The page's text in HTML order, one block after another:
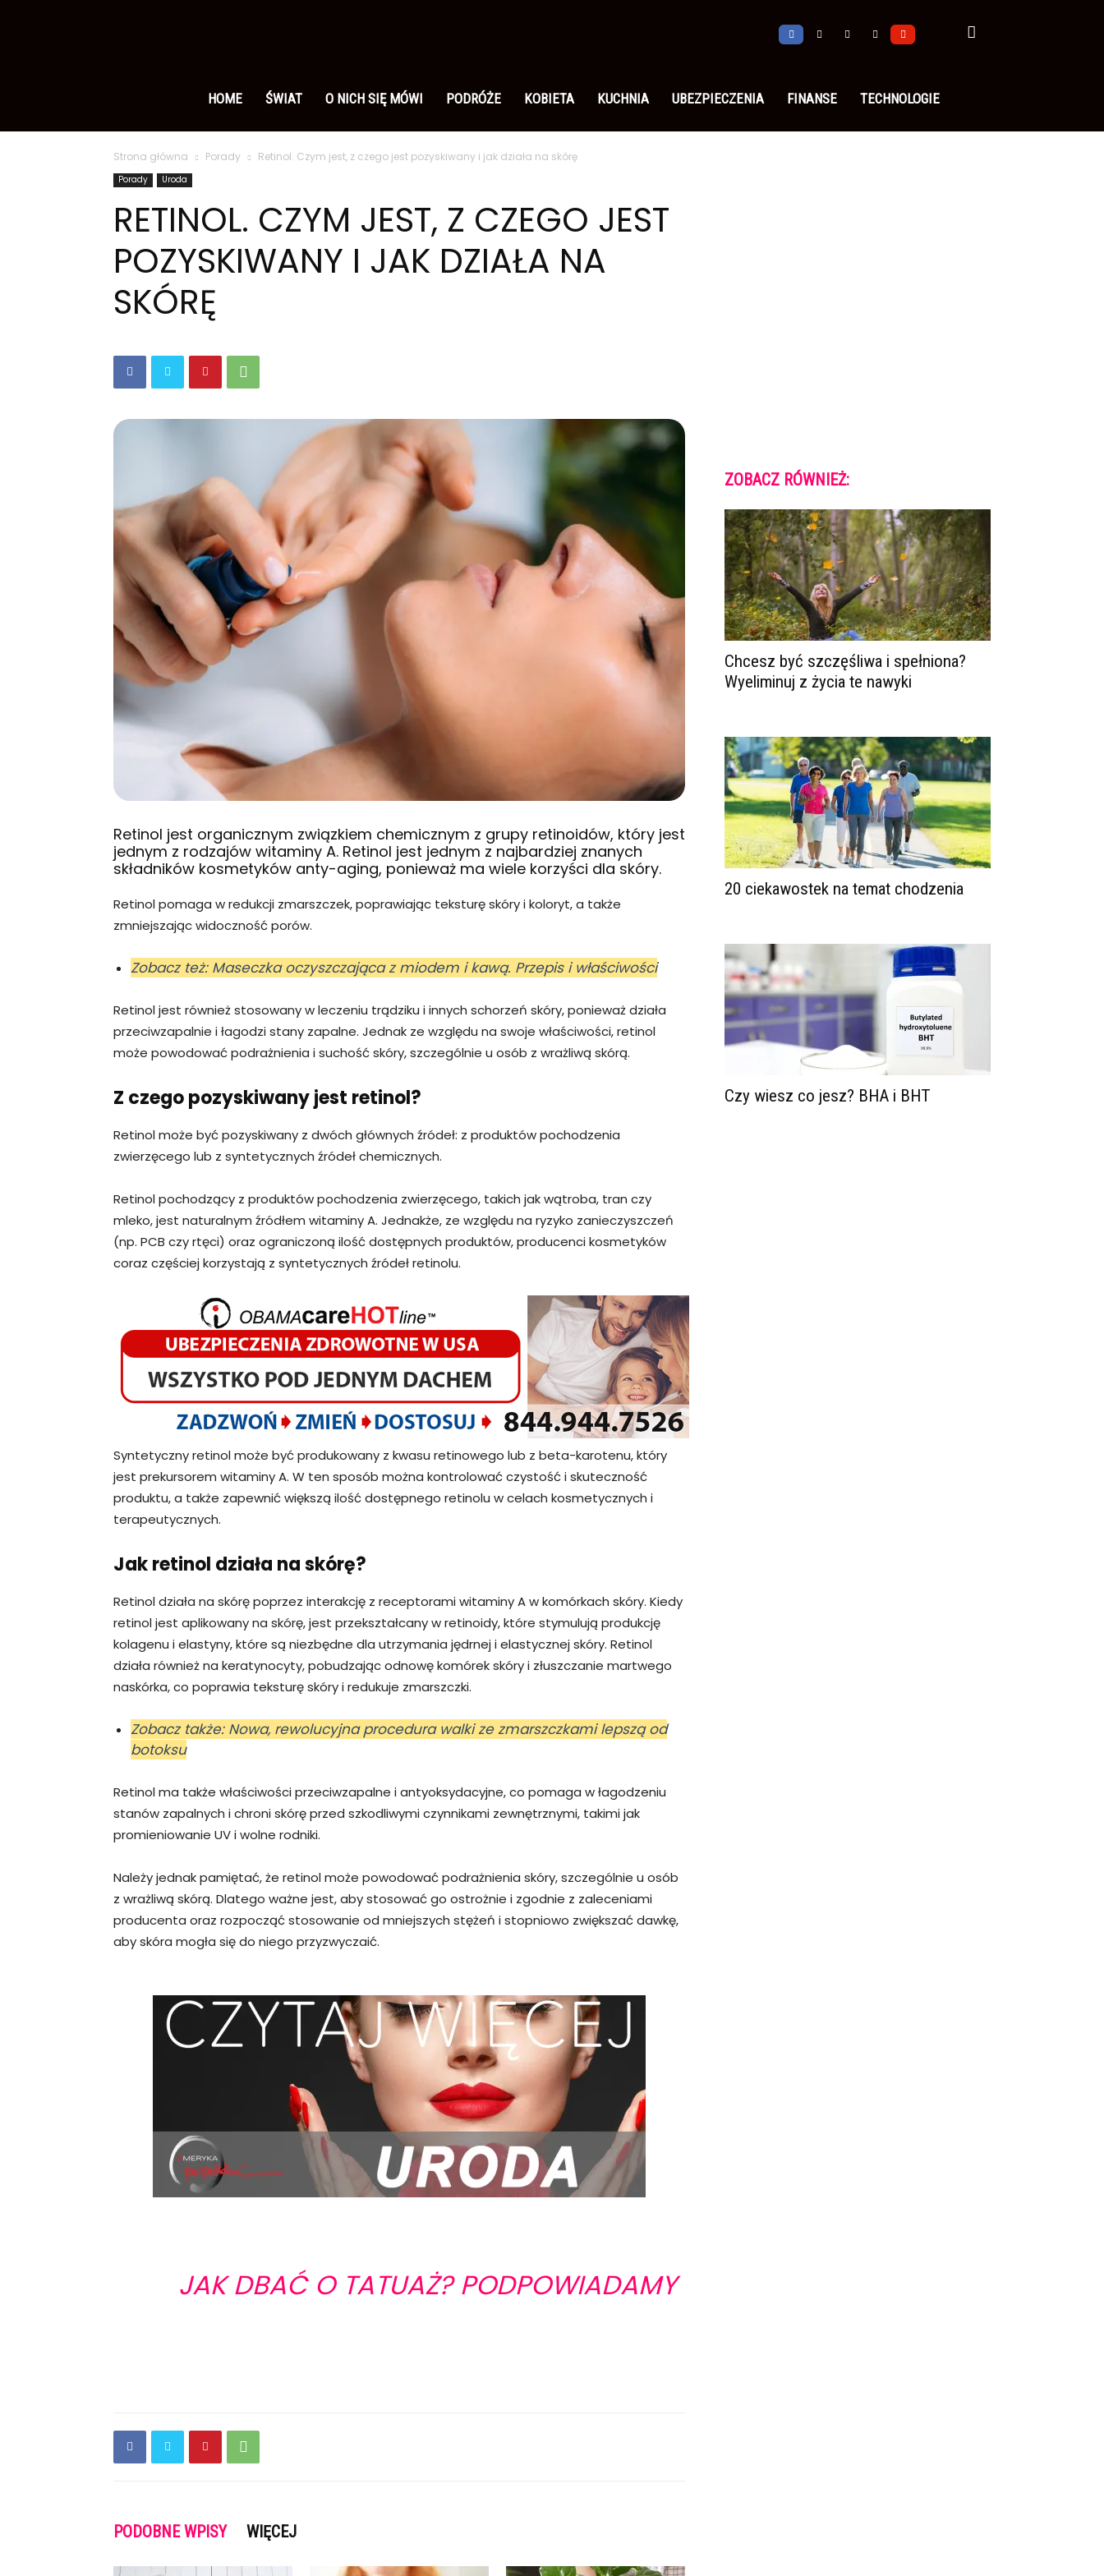
polsku
HOME ŚWIAT O NICH SIĘ MÓWI PODRÓŻE KOBIETA KUCHNIA UBEZPIECZENIA FINANSE TECHNOLOGIE
Strona główna Porady Retinol. Czym jest, z czego jest pozyskiwany i jak działa na skórę
Porady Uroda
RETINOL. CZYM JEST, Z CZEGO JEST
POZYSKIWANY I JAK DZIAŁA NA
SKÓRĘ
Retinol jest organicznym związkiem chemicznym z grupy retinoidów, który jest
jednym z rodzajów witaminy A. Retinol jest jednym z najbardziej znanych
składników kosmetyków anty-aging, ponieważ ma wiele korzyści dla skóry.
Retinol pomaga w redukcji zmarszczek, poprawiając teksturę skóry i koloryt, a także
zmniejszając widoczność porów.
Zobacz też: Maseczka oczyszczająca z miodem i kawą. Przepis i właściwości
Retinol jest również stosowany w leczeniu trądziku i innych schorzeń skóry, ponieważ działa
przeciwzapalnie i łagodzi stany zapalne. Jednak ze względu na swoje właściwości, retinol
może powodować podrażnienia i suchość skóry, szczególnie u osób z wrażliwą skórą.
Z czego pozyskiwany jest retinol?
Retinol może być pozyskiwany z dwóch głównych źródeł: z produktów pochodzenia
zwierzęcego lub z syntetycznych źródeł chemicznych.
Retinol pochodzący z produktów pochodzenia zwierzęcego, takich jak wątroba, tran czy
mleko, jest naturalnym źródłem witaminy A. Jednakże, ze względu na ryzyko zanieczyszczeń
(np. PCB czy rtęci) oraz ograniczoną ilość dostępnych produktów, producenci kosmetyków
coraz częściej korzystają z syntetycznych źródeł retinolu.
Syntetyczny retinol może być produkowany z kwasu retinowego lub z beta-karotenu, który
jest prekursorem witaminy A. W ten sposób można kontrolować czystość i skuteczność
produktu, a także zapewnić większą ilość dostępnego retinolu w celach kosmetycznych i
terapeutycznych.
Jak retinol działa na skórę?
Retinol działa na skórę poprzez interakcję z receptorami witaminy A w komórkach skóry. Kiedy
retinol jest aplikowany na skórę, jest przekształcany w retinoidy, które stymulują produkcję
kolagenu i elastyny, które są niezbędne dla utrzymania jędrnej i elastycznej skóry. Retinol
działa również na keratynocyty, pobudzając odnowę komórek skóry i złuszczanie martwego
naskórka, co poprawia teksturę skóry i redukuje zmarszczki.
Zobacz także: Nowa, rewolucyjna procedura walki ze zmarszczkami lepszą od
botoksu
Retinol ma także właściwości przeciwzapalne i antyoksydacyjne, co pomaga w łagodzeniu
stanów zapalnych i chroni skórę przed szkodliwymi czynnikami zewnętrznymi, takimi jak
promieniowanie UV i wolne rodniki.
Należy jednak pamiętać, że retinol może powodować podrażnienia skóry, szczególnie u osób
z wrażliwą skórą. Dlatego ważne jest, aby stosować go ostrożnie i zgodnie z zaleceniami
producenta oraz rozpocząć stosowanie od mniejszych stężeń i stopniowo zwiększać dawkę,
aby skóra mogła się do niego przyzwyczaić.
JAK DBAĆ O TATUAŻ? PODPOWIADAMY
PODOBNE WPISY WIĘCEJ
ZOBACZ RÓWNIEŻ:
Chcesz być szczęśliwa i spełniona?
Wyeliminuj z życia te nawyki
20 ciekawostek na temat chodzenia
Czy wiesz co jesz? BHA i BHT